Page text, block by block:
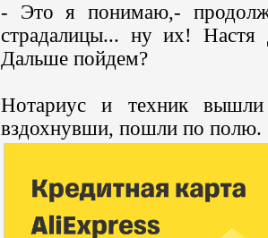
- Это я понимаю,-
страдалицы... ну их! Настя
Дальше пойдем?
Нотариус и техник
вздохнувши, пошли по полю.